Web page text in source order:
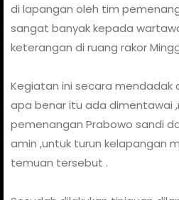
di lapangan oleh tim
sangat banyak kepada
keterangan di ruang rakor
Kegiatan ini secara mendadak
apa benar itu ada dimentawai
pemenangan Prabowo sandi
amin ,untuk turun kelapangan
temuan tersebut .